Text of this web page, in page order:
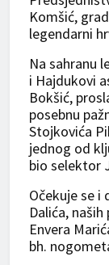
Komšić,
legendarni
Na sahranu
i Hajdukovi
Bokšić,
posebnu
Stojkovića
jednog od
bio selektor
Očekuje se
Dalića,
Envera
bh.